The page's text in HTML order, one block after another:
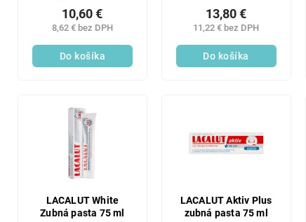
8,62 € bez DPH
10,60 €
Do košíka
11,22 € bez DPH
13,80 €
Do košíka
LACALUT White
Zubná pasta 75 ml
LACALUT Aktiv Plus
zubná pasta 75 ml